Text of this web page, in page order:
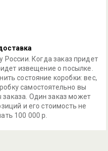
России. Когда заказ придет
извещение о посылке.
состояние коробки: вес,
самостоятельно вы
Один заказ может
и его стоимость не
100 000 р.